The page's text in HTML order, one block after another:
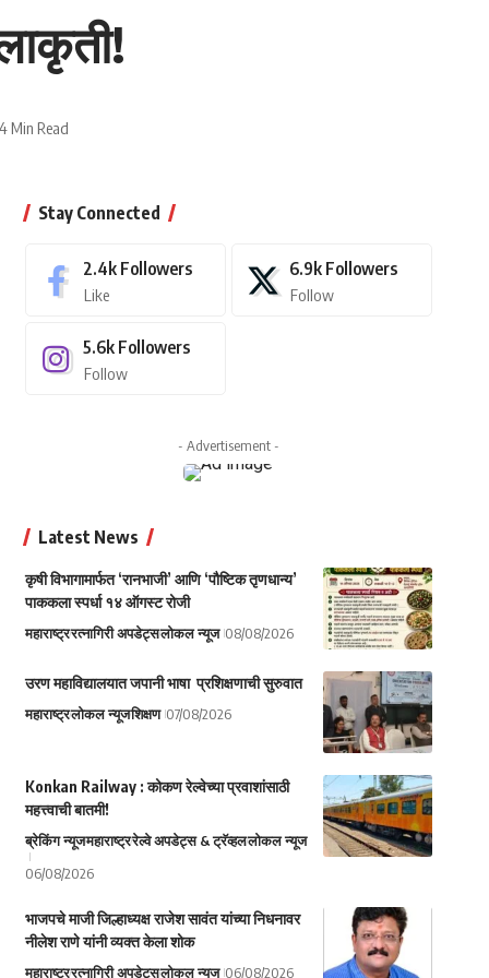
4 Min Read
Stay Connected
2.4k Followers
Like
6.9k Followers
Follow
5.6k Followers
Follow
- Advertisement -
Latest News
कृषी विभागामार्फत ‘रानभाजी’ आणि ‘पौष्टिक तृणधान्य’
पाककला स्पर्धा १४ ऑगस्ट रोजी
महाराष्ट्ररत्नागिरी अपडेट्सलोकल न्यूज 08/08/2026
उरण महाविद्यालयात जपानी भाषा प्रशिक्षणाची सुरुवात
महाराष्ट्रलोकल न्यूजशिक्षण 07/08/2026
Konkan Railway : कोकण रेल्वेच्या प्रवाशांसाठी
महत्त्वाची बातमी!
ब्रेकिंग न्यूजमहाराष्ट्ररेल्वे अपडेट्स & ट्रॅव्हललोकल न्यूज
06/08/2026
भाजपचे माजी जिल्हाध्यक्ष राजेश सावंत यांच्या निधनावर
नीलेश राणे यांनी व्यक्त केला शोक
महाराष्ट्ररत्नागिरी अपडेट्सलोकल न्यूज 06/08/2026